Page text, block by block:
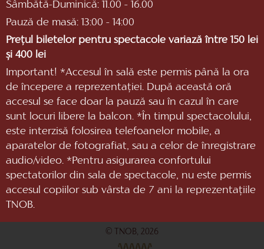
Sâmbătă-Duminică: 11.00 - 16.00
Pauză de masă: 13:00 - 14:00
Prețul biletelor pentru spectacole variază între 150 lei
și 400 lei
Important! *Accesul în sală este permis până la ora
de începere a reprezentaţiei. După această oră
accesul se face doar la pauză sau în cazul în care
sunt locuri libere la balcon. *În timpul spectacolului,
este interzisă folosirea telefoanelor mobile, a
aparatelor de fotografiat, sau a celor de înregistrare
audio/video. *Pentru asigurarea confortului
spectatorilor din sala de spectacole, nu este permis
accesul copiilor sub vârsta de 7 ani la reprezentaţiile
TNOB.
© TNOB, 2026